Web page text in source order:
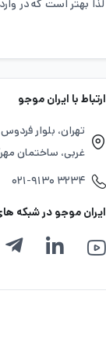
ارتباط با ایران موجو
غربی، ساختمان
۰۲۱-۹۱۳۰ ۳۲۳۴
ایران موجو در شبکه